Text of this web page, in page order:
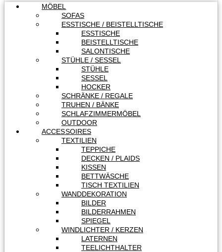
MÖBEL
SOFAS
ESSTISCHE / BEISTELLTISCHE
ESSTISCHE
BEISTELLTISCHE
SALONTISCHE
STÜHLE / SESSEL
STÜHLE
SESSEL
HOCKER
SCHRÄNKE / REGALE
TRUHEN / BÄNKE
SCHLAFZIMMERMÖBEL
OUTDOOR
ACCESSOIRES
TEXTILIEN
TEPPICHE
DECKEN / PLAIDS
KISSEN
BETTWÄSCHE
TISCH TEXTILIEN
WANDDEKORATION
BILDER
BILDERRAHMEN
SPIEGEL
WINDLICHTER / KERZEN
LATERNEN
TEELICHTHALTER